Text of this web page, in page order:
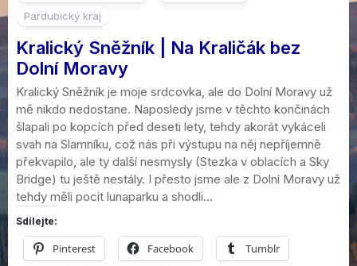
Pardubický kraj
Kralický Sněžník | Na Kraličák bez
Dolní Moravy
Kralický Sněžník je moje srdcovka, ale do Dolní Moravy už
mě nikdo nedostane. Naposledy jsme v těchto končinách
šlapali po kopcích před deseti lety, tehdy akorát vykáceli
svah na Slamníku, což nás při výstupu na něj nepříjemně
překvapilo, ale ty další nesmysly (Stezka v oblacích a Sky
Bridge) tu ještě nestály. I přesto jsme ale z Dolní Moravy už
tehdy měli pocit lunaparku a shodli...
Sdílejte:
Pinterest Facebook Tumblr